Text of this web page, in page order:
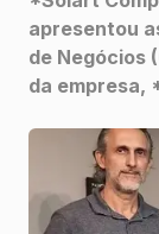
apresentou
de Negócios
da empresa,